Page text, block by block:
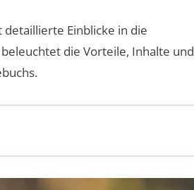
Einblicke in die
die Vorteile, Inhalte und